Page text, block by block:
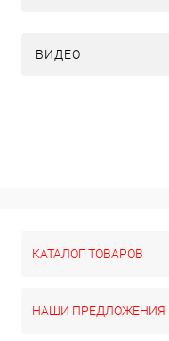
ВИДЕО
КАТАЛОГ ТОВАРОВ
НАШИ ПРЕДЛОЖЕНИЯ